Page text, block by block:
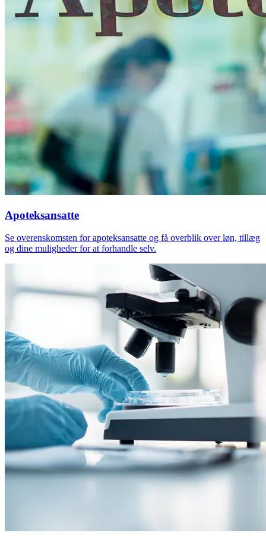
Apoteksansatte
Se overenskomsten for apoteksansatte og få overblik over løn, tillæg
og dine muligheder for at forhandle selv.